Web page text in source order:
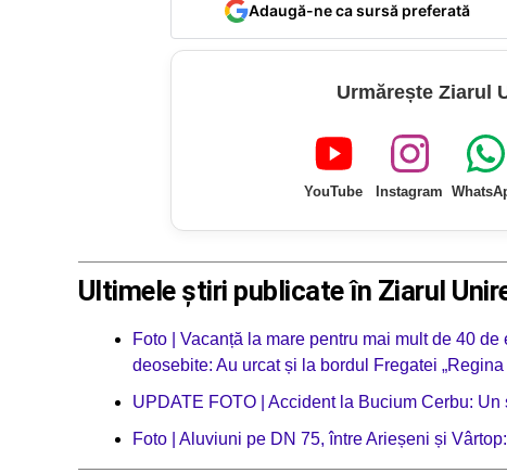
Adaugă-ne ca sursă preferată
Urmărește Ziarul
YouTube Instagram
Ultimele știri publicate în Ziarul
Foto | Vacanță la mare pentru mai mult de 40
deosebite: Au urcat și la bordul Fregatei
UPDATE FOTO | Accident la Bucium Cerbu:
Foto | Aluviuni pe DN 75, între Arieșeni și